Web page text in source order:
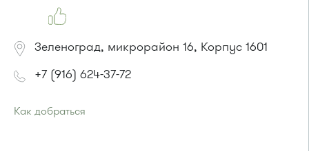
Зеленоград, микрорайон 16, Корпус 1601
+7 (916) 624-37-72
Как добраться